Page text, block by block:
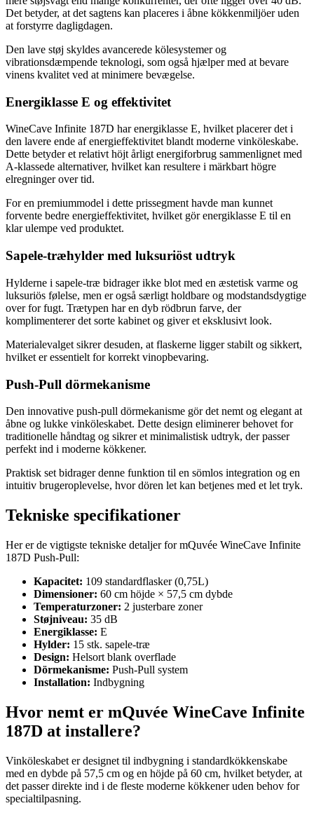
Det betyder, at det sagtens kan placeres i åbne kökkenmiljöer uden
at forstyrre dagligdagen.
Den lave støj skyldes avancerede kölesystemer og
vibrationsdæmpende teknologi, som også hjælper med at bevare
vinens kvalitet ved at minimere bevægelse.
Energiklasse E og effektivitet
WineCave Infinite 187D har energiklasse E, hvilket placerer det i
den lavere ende af energieffektivitet blandt moderne vinköleskabe.
Dette betyder et relativt höjt årligt energiforbrug sammenlignet med
A-klassede alternativer, hvilket kan resultere i märkbart högre
elregninger over tid.
For en premiummodel i dette prissegment havde man kunnet
forvente bedre energieffektivitet, hvilket gör energiklasse E til en
klar ulempe ved produktet.
Sapele-træhylder med luksuriöst udtryk
Hylderne i sapele-træ bidrager ikke blot med en æstetisk varme og
luksuriös følelse, men er også særligt holdbare og modstandsdygtige
over for fugt. Trætypen har en dyb rödbrun farve, der
komplimenterer det sorte kabinet og giver et eksklusivt look.
Materialevalget sikrer desuden, at flaskerne ligger stabilt og sikkert,
hvilket er essentielt for korrekt vinopbevaring.
Push-Pull dörmekanisme
Den innovative push-pull dörmekanisme gör det nemt og elegant at
åbne og lukke vinköleskabet. Dette design eliminerer behovet for
traditionelle håndtag og sikrer et minimalistisk udtryk, der passer
perfekt ind i moderne kökkener.
Praktisk set bidrager denne funktion til en sömlos integration og en
intuitiv brugeroplevelse, hvor dören let kan betjenes med et let tryk.
Tekniske specifikationer
Her er de vigtigste tekniske detaljer for mQuvée WineCave Infinite
187D Push-Pull:
Kapacitet: 109 standardflasker (0,75L)
Dimensioner: 60 cm höjde × 57,5 cm dybde
Temperaturzoner: 2 justerbare zoner
Støjniveau: 35 dB
Energiklasse: E
Hylder: 15 stk. sapele-træ
Design: Helsort blank overflade
Dörmekanisme: Push-Pull system
Installation: Indbygning
Hvor nemt er mQuvée WineCave Infinite
187D at installere?
Vinköleskabet er designet til indbygning i standardkökkenskabe
med en dybde på 57,5 cm og en höjde på 60 cm, hvilket betyder, at
det passer direkte ind i de fleste moderne kökkener uden behov for
specialtilpasning.